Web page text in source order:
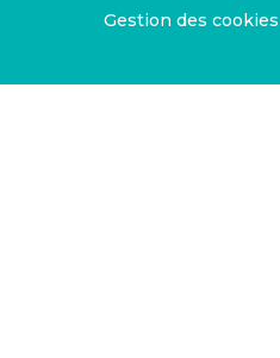
Gestion des cookies